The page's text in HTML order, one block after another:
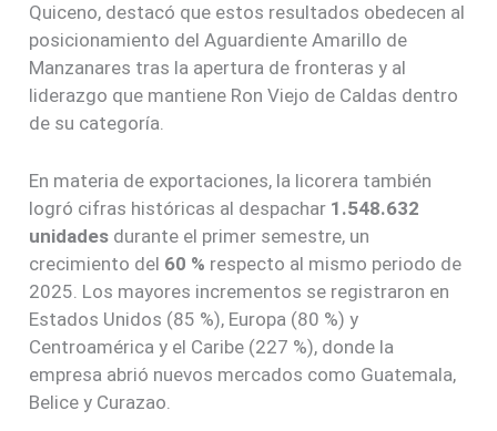
Quiceno, destacó que estos resultados obedecen al
posicionamiento del Aguardiente Amarillo de
Manzanares tras la apertura de fronteras y al
liderazgo que mantiene Ron Viejo de Caldas dentro
de su categoría.
En materia de exportaciones, la licorera también
logró cifras históricas al despachar 1.548.632
unidades durante el primer semestre, un
crecimiento del 60 % respecto al mismo periodo de
2025. Los mayores incrementos se registraron en
Estados Unidos (85 %), Europa (80 %) y
Centroamérica y el Caribe (227 %), donde la
empresa abrió nuevos mercados como Guatemala,
Belice y Curazao.